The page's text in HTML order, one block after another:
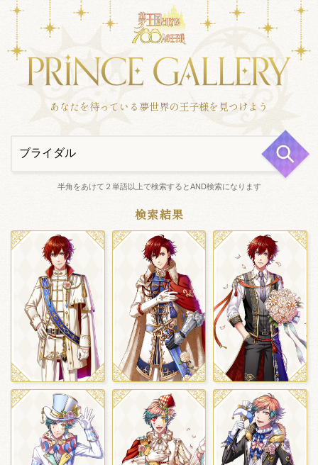
あなたを待っている夢世界の王子様を見つけよう
半角をあけて２単語以上で検索するとAND検索になります
検索結果